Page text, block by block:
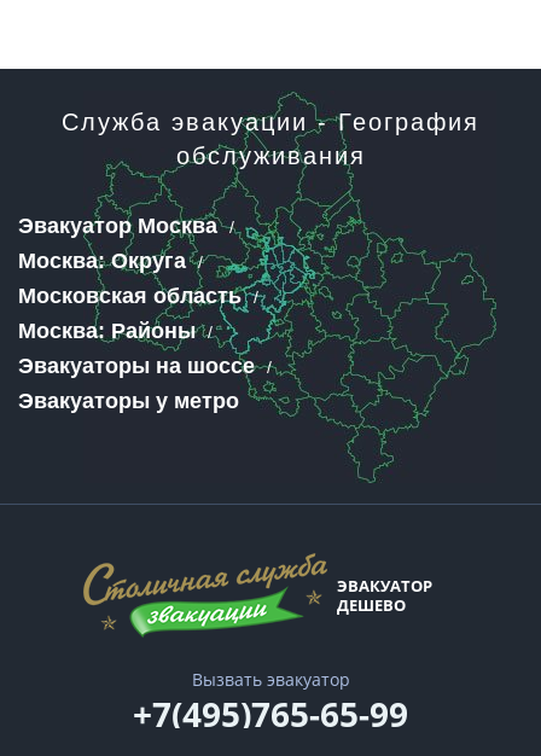
Служба эвакуации - География
обслуживания
Эвакуатор Москва
Москва: Округа
Московская область
Москва: Районы
Эвакуаторы на шоссе
Эвакуаторы у метро
ЭВАКУАТОР
ДЕШЕВО
Вызвать эвакуатор
+7(495)765-65-99